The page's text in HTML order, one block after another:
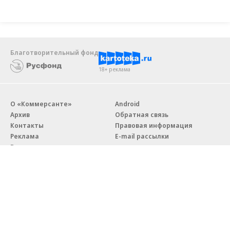
Благотворительный фонд
18+ реклама
О «Коммерсанте»
Архив
Контакты
Реклама
Вакансии
Android
Обратная связь
Правовая информация
E-mail рассылки